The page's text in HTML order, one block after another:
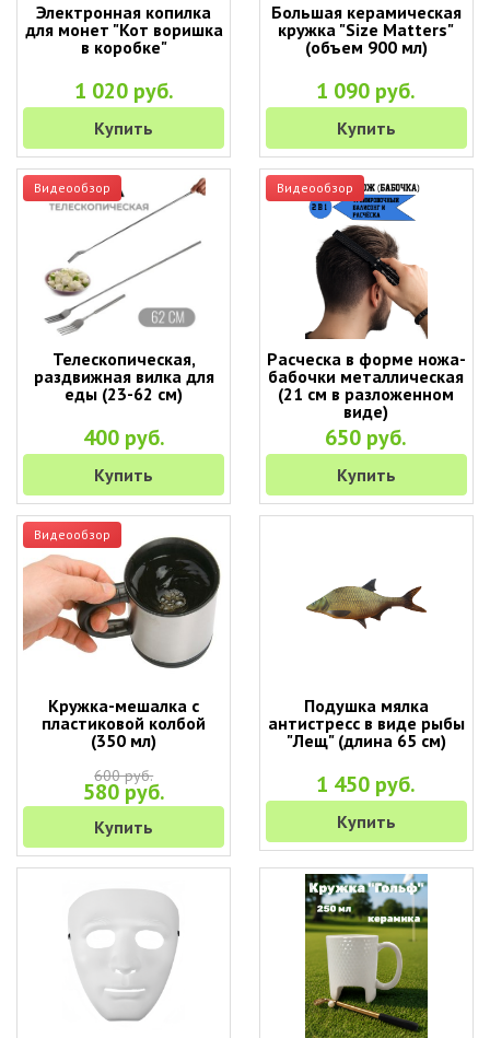
Электронная копилка
для монет "Кот воришка
в коробке"
1 020 руб.
Купить
Большая керамическая
кружка "Size Matters"
(объем 900 мл)
1 090 руб.
Купить
Видеообзор
Телескопическая,
раздвижная вилка для
еды (23-62 см)
400 руб.
Купить
Видеообзор
Расческа в форме ножа-
бабочки металлическая
(21 см в разложенном
виде)
650 руб.
Купить
Видеообзор
Кружка-мешалка с
пластиковой колбой
(350 мл)
600 руб.
580 руб.
Купить
Подушка мялка
антистресс в виде рыбы
"Лещ" (длина 65 см)
1 450 руб.
Купить